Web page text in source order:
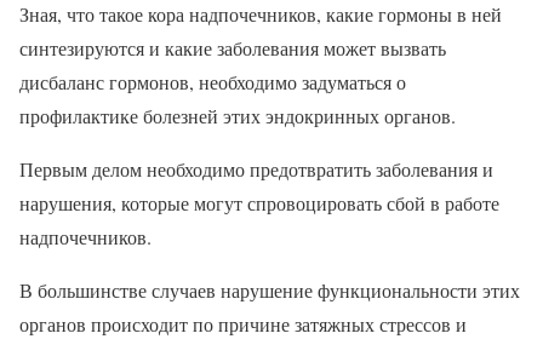
Зная, что такое кора надпочечников, какие гормоны в ней
синтезируются и какие заболевания может вызвать
дисбаланс гормонов, необходимо задуматься о
профилактике болезней этих эндокринных органов.
Первым делом необходимо предотвратить заболевания и
нарушения, которые могут спровоцировать сбой в работе
надпочечников.
В большинстве случаев нарушение функциональности этих
органов происходит по причине затяжных стрессов и